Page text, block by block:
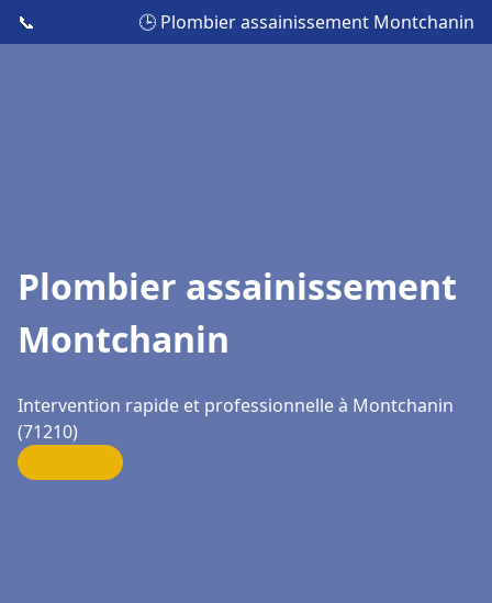
📞 🕒 Plombier assainissement Montchanin
Plombier assainissement
Montchanin
Intervention rapide et professionnelle à Montchanin
(71210)